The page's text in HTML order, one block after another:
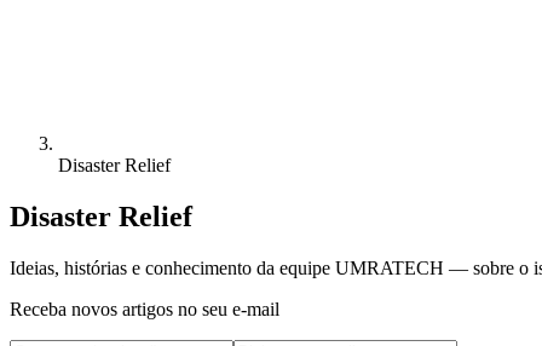
Disaster Relief
Disaster Relief
Ideias, histórias e conhecimento da equipe UMRATECH — sobre o
Receba novos artigos no seu e-mail